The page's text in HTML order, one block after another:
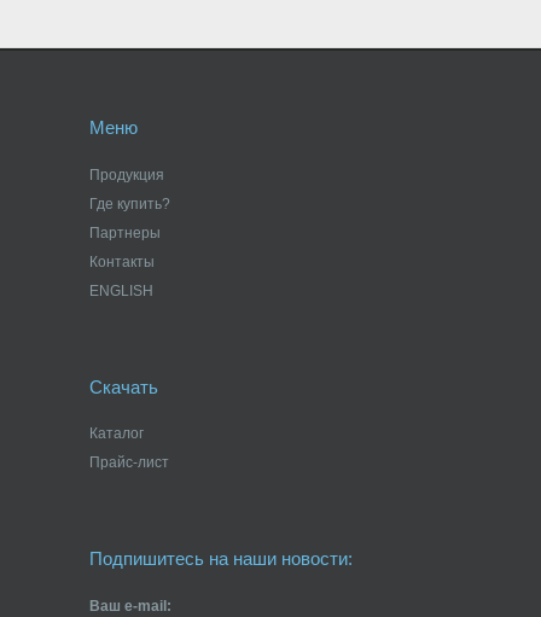
Меню
Продукция
Где купить?
Партнеры
Контакты
ENGLISH
Скачать
Каталог
Прайс-лист
Подпишитесь на наши новости:
Ваш e-mail: